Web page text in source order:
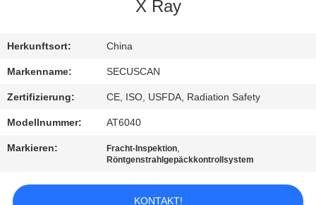
SIE
MIT
UNS
IN
VERBINDUNG
NACHRICHTEN
X Ray
Herkunftsort: China
Markenname: SECUSCAN
Zertifizierung: CE, ISO, USFDA, Radiation Safety
Modellnummer: AT6040
Markieren: Fracht-Inspektion,
Röntgenstrahlgepäckkontrollsystem
KONTAKT!